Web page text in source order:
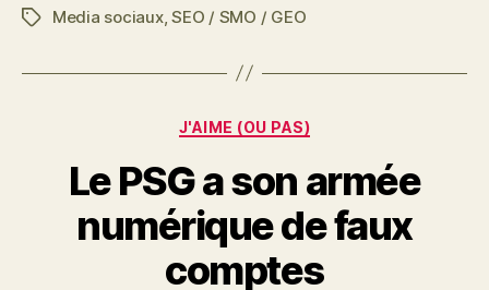
Étiquettes
Media sociaux,SEO / SMO / GEO
Catégories
J'AIME (OU PAS)
Le PSG a son armée
numérique de faux
comptes